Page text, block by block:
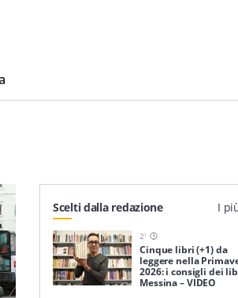
Scelti dalla redazione I
2'
Cinque libri (+1) da
leggere nella
2026: i consigli dei
Messina – VIDEO